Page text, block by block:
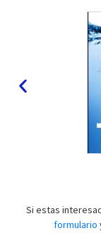
Si estas
formulario